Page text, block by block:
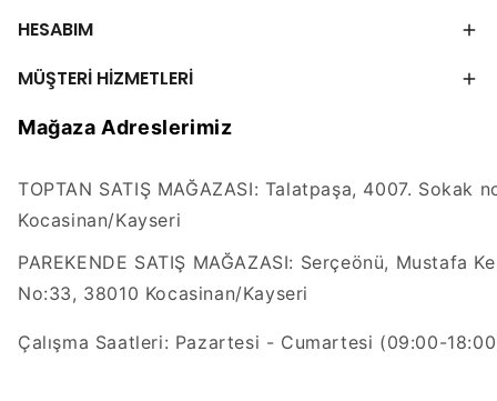
HESABIM
MÜŞTERİ HİZMETLERİ
Mağaza Adreslerimiz
TOPTAN SATIŞ MAĞAZASI: Talatpaşa, 4007. Sokak
Kocasinan/Kayseri
PAREKENDE SATIŞ MAĞAZASI: Serçeönü, Mustafa
No:33, 38010 Kocasinan/Kayseri
Çalışma Saatleri: Pazartesi - Cumartesi (09:00-